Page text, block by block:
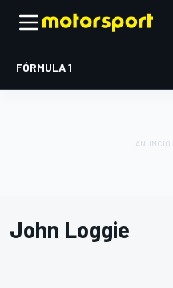
FÓRMULA 1
John Loggie